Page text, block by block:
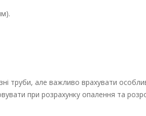
труби, але важливо врахувати
при розрахунку опалення та